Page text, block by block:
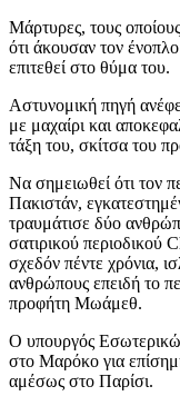
Μάρτυρες, τους
ότι άκουσαν τον
επιτεθεί στο θύμα του.
Αστυνομική πηγή
με μαχαίρι και
τάξη του, σκίτσα του
Να σημειωθεί ότι τον
Πακιστάν,
τραυμάτισε δύο
σατιρικού περιοδικού
σχεδόν πέντε χρόνια,
ανθρώπους επειδή το
προφήτη Μωάμεθ.
Ο υπουργός
στο Μαρόκο για
αμέσως στο Παρίσι.